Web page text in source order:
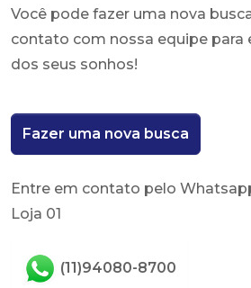
Você pode fazer uma nova
contato com nossa equipe para
dos seus sonhos!
Fazer uma nova busca
Entre em contato pelo
Loja 01
(11)94080-8700